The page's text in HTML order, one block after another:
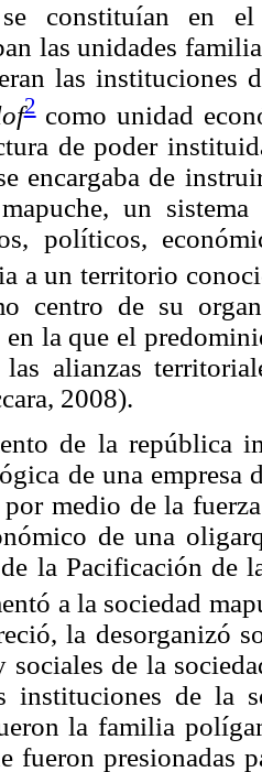
constituían en
las unidades
las instituciones
2como unidad
de poder
encargaba de
un
políticos,
a un territorio
centro de su
en la que el
las alianzas
2008).
de la república
de una
medio de la
de una
la Pacificación de
a la sociedad
la desorganizó
sociales de la
instituciones de la
la familia
fueron presionadas